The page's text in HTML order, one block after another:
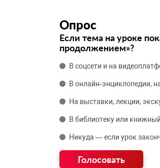
Опрос
Если тема на уроке
продолжением»?
В соцсети и на
В онлайн‑энциклопедии,
На выставки, лекции,
В библиотеку или
Никуда — если урок